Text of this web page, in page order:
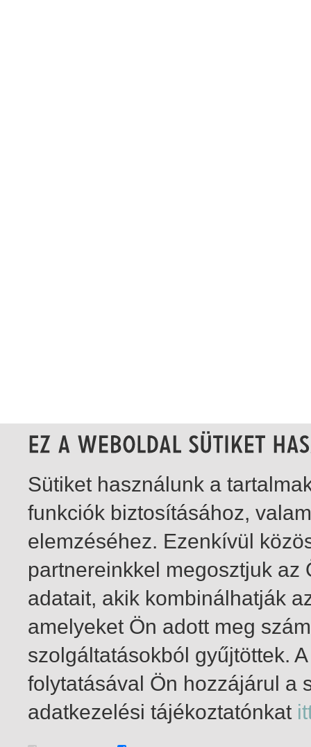
1-1 / insgesamt 1 Treffer
Sütiket használunk a
funkciók biztosításához,
elemzéséhez. Ezenkívül
partnereinkkel megosztjuk
adatait, akik kombinálhatják
amelyeket Ön adott meg
szolgáltatásokból gyűjtöttek.
folytatásával Ön hozzájárul a
adatkezelési tájékoztatónkat